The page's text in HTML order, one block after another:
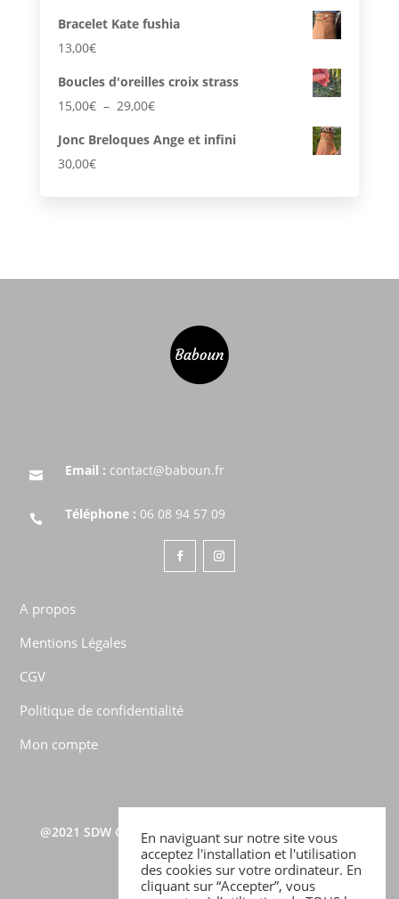
Bracelet Kate fushia
13,00€
Boucles d'oreilles croix strass
15,00€ – 29,00€Plage
prix :
Jonc Breloques Ange et infini
30,00€
 Email : contact@baboun.fr
 Téléphone : 06 08 94 57 09
A propos
Mentions Légales
CGV
Politique de confidentialité
Mon compte
@2021 SDW CONSULTING
TOUS DROITS RÉSERVÉS –
BABOUN COPYRIGHTS ©
En naviguant sur notre site vous
acceptez l'installation et l'utilisation
des cookies sur votre ordinateur. En
cliquant sur “Accepter”, vous